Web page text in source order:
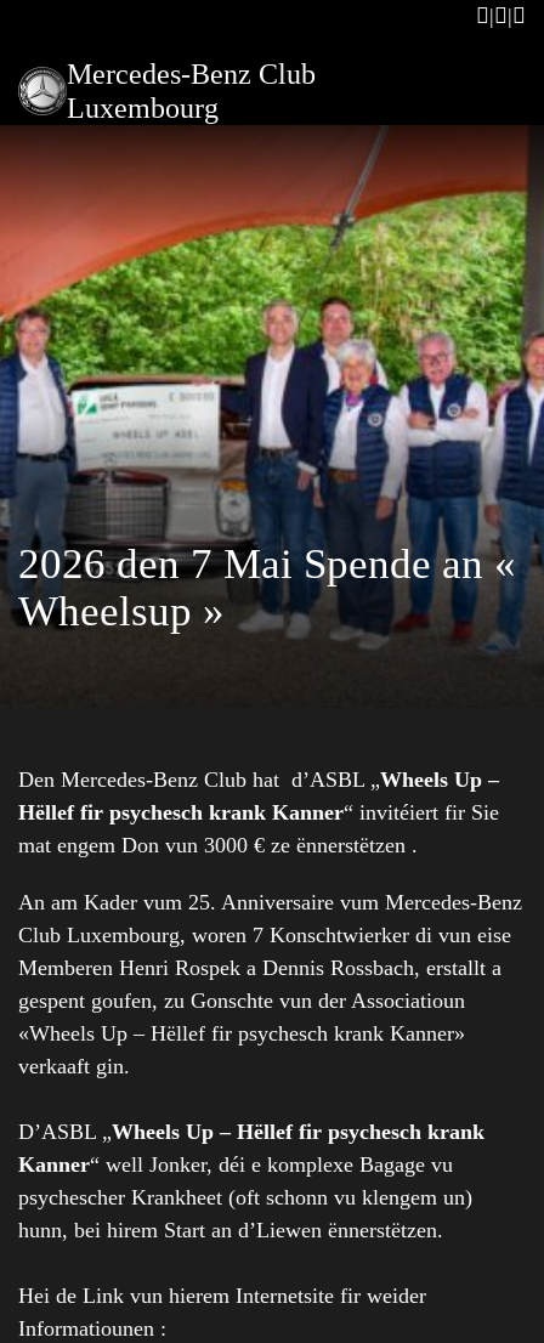
Mercedes-Benz Club
Luxembourg
2026 den 7 Mai Spende an «
Wheelsup »
Den Mercedes-Benz Club hat d’ASBL „Wheels Up –
Hëllef fir psychesch krank Kanner“ invitéiert fir Sie
mat engem Don vun 3000 € ze ënnerstëtzen .
An am Kader vum 25. Anniversaire vum Mercedes-Benz
Club Luxembourg, woren 7 Konschtwierker di vun eise
Memberen Henri Rospek a Dennis Rossbach, erstallt a
gespent goufen, zu Gonschte vun der Associatioun
«Wheels Up – Hëllef fir psychesch krank Kanner»
verkaaft gin.
D’ASBL „Wheels Up – Hëllef fir psychesch krank
Kanner“ well Jonker, déi e komplexe Bagage vu
psychescher Krankheet (oft schonn vu klengem un)
hunn, bei hirem Start an d’Liewen ënnerstëtzen.
Hei de Link vun hierem Internetsite fir weider
Informatiounen :